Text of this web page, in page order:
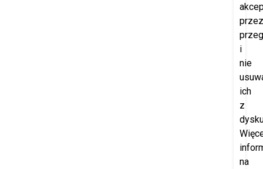
przez
i
nie
ich
z
na